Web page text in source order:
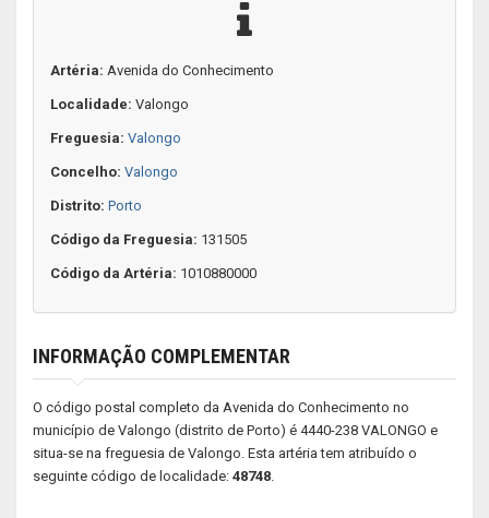
Artéria: Avenida do Conhecimento
Localidade: Valongo
Freguesia: Valongo
Concelho: Valongo
Distrito: Porto
Código da Freguesia: 131505
Código da Artéria: 1010880000
INFORMAÇÃO COMPLEMENTAR
O código postal completo da Avenida do Conhecimento no
município de Valongo (distrito de Porto) é 4440-238 VALONGO e
situa-se na freguesia de Valongo. Esta artéria tem atribuído o
seguinte código de localidade: 48748.